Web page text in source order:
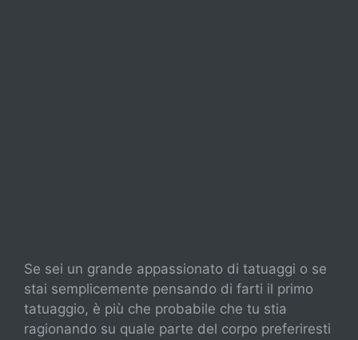
Se sei un grande appassionato di tatuaggi o se
stai semplicemente pensando di farti il primo
tatuaggio, è più che probabile che tu stia
ragionando su quale parte del corpo preferiresti